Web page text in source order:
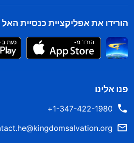
הורידו את אפליקציית כנסיית האל
פנו אלינו
1-347-422-1980+